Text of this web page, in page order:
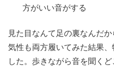
方がいい音がする
見た目なんて足の裏なんだ
気性も両方履いてみた結果
した。歩きながら音を聞く